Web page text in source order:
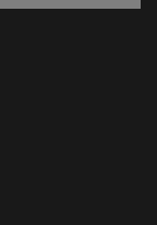
ventana)
ventana)